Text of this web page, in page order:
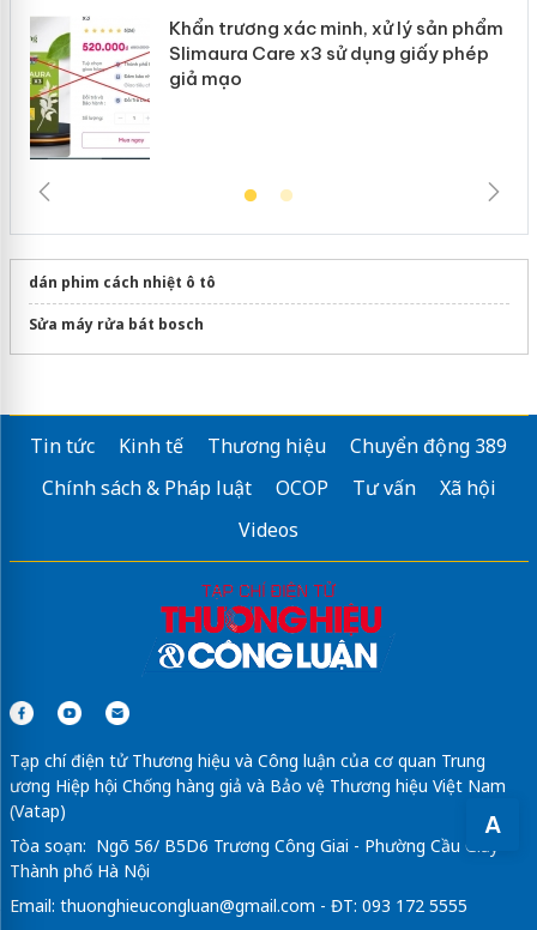
A
Khẩn trương xác minh, xử lý sản phẩm
Slimaura Care x3 sử dụng giấy phép
giả mạo
dán phim cách nhiệt ô tô
Sửa máy rửa bát bosch
Tin tức Kinh tế Thương hiệu
Chuyển động 389
Chính sách & Pháp luật
OCOP Tư vấn
Xã hội
Videos
Tạp chí điện tử Thương hiệu và Công luận của cơ quan Trung
ương Hiệp hội Chống hàng giả và Bảo vệ Thương hiệu Việt Nam
(Vatap)
Tòa soạn: Ngõ 56/ B5D6 Trương Công Giai - Phường Cầu Giấy -
Thành phố Hà Nội
Email: thuonghieucongluan@gmail.com - ĐT: 093 172 5555